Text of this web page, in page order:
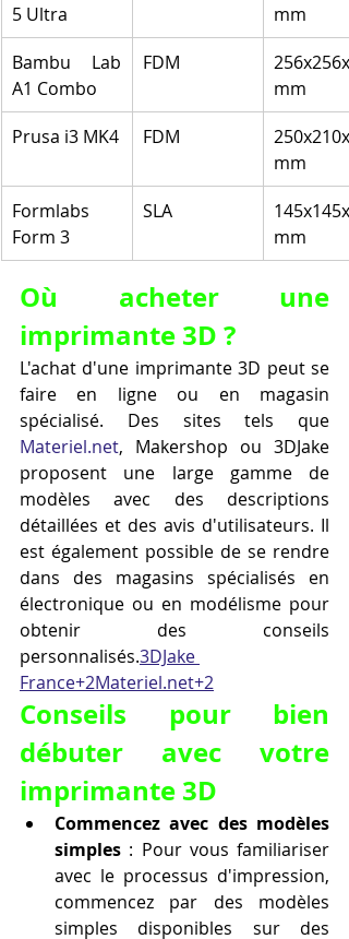
5 Ultra
mm
Bambu Lab
A1 Combo
FDM
mm
Prusa i3 MK4
FDM
mm
Formlabs
Form 3
SLA
mm
Où acheter une
imprimante 3D ?
L'achat d'une imprimante 3D peut se
faire en ligne ou en magasin
Materiel.net, Makershop ou 3DJake
proposent une large gamme de
modèles avec des descriptions
détaillées et des avis d'utilisateurs. Il
est également possible de se rendre
dans des magasins spécialisés en
électronique ou en modélisme pour
obtenir des conseils
personnalisés.3DJake
France+2Materiel.net+2
Conseils pour bien
débuter avec votre
imprimante 3D
Commencez avec des modèles
simples : Pour vous familiariser
avec le processus d'impression,
commencez par des modèles
simples disponibles sur des